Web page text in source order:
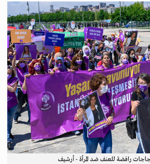
رافضة للعنف ضد المرأة - أرشيف